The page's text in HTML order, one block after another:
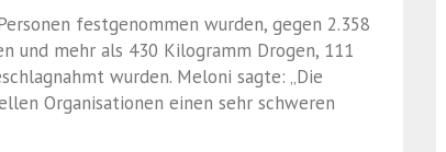
festgenommen wurden, gegen 2.358
und mehr als 430 Kilogramm Drogen, 111
wurden. Meloni sagte: „Die
Organisationen einen sehr schweren